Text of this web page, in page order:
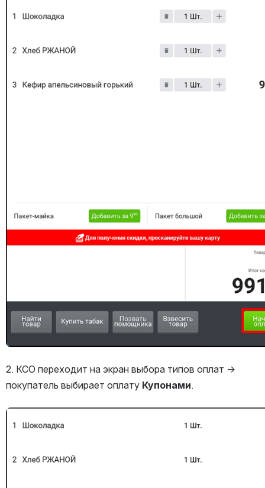
2. КСО переходит на экран выбора типов оплат →
покупатель выбирает оплату Купонами.